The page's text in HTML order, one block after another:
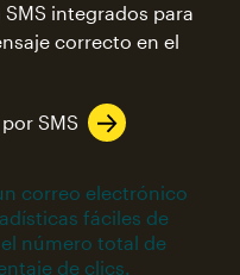
integrados para
correcto en el
SMS